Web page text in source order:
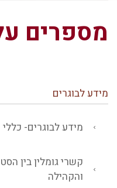
מספרים
מידע לבוגרים
מידע לבוגרים- כללי
קשרי גומלין בין
והקהילה